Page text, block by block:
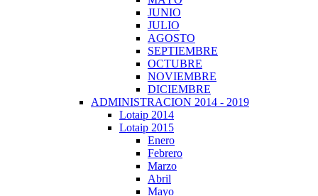
JUNIO
JULIO
AGOSTO
SEPTIEMBRE
OCTUBRE
NOVIEMBRE
DICIEMBRE
ADMINISTRACION 2014 - 2019
Lotaip 2014
Lotaip 2015
Enero
Febrero
Marzo
Abril
Mayo